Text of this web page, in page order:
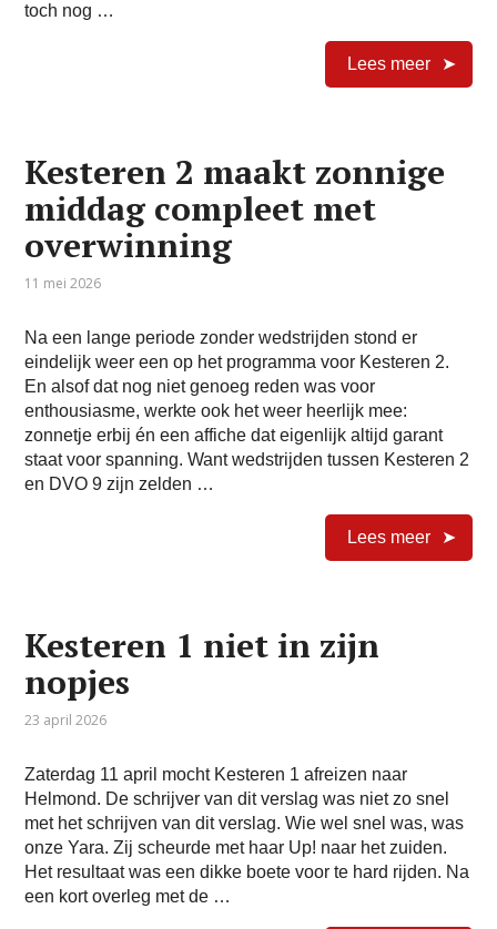
toch nog …
Lees meer
Kesteren 2 maakt zonnige
middag compleet met
overwinning
11 mei 2026
Na een lange periode zonder wedstrijden stond er
eindelijk weer een op het programma voor Kesteren 2.
En alsof dat nog niet genoeg reden was voor
enthousiasme, werkte ook het weer heerlijk mee:
zonnetje erbij én een affiche dat eigenlijk altijd garant
staat voor spanning. Want wedstrijden tussen Kesteren 2
en DVO 9 zijn zelden …
Lees meer
Kesteren 1 niet in zijn
nopjes
23 april 2026
Zaterdag 11 april mocht Kesteren 1 afreizen naar
Helmond. De schrijver van dit verslag was niet zo snel
met het schrijven van dit verslag. Wie wel snel was, was
onze Yara. Zij scheurde met haar Up! naar het zuiden.
Het resultaat was een dikke boete voor te hard rijden. Na
een kort overleg met de …